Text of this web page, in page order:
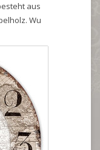
aus
Wu